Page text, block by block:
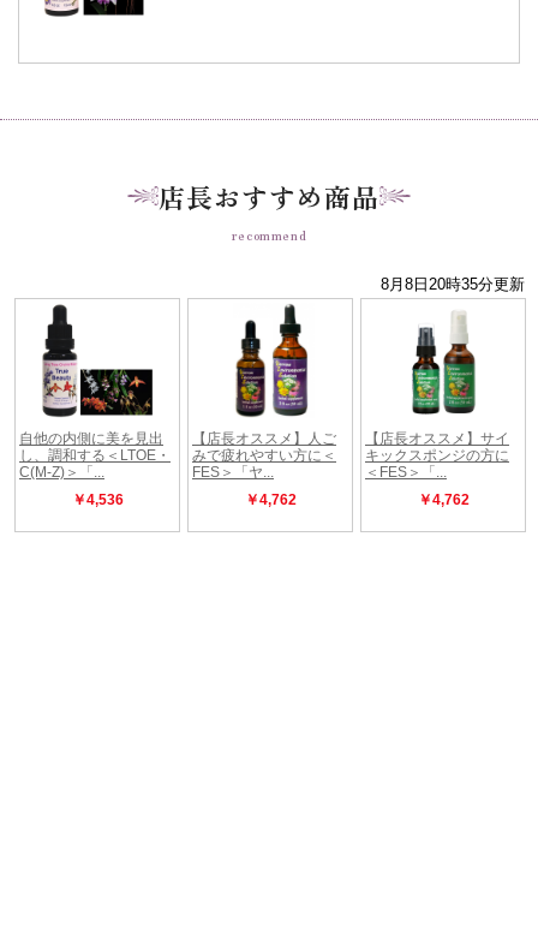
店長おすすめ商品
recommend